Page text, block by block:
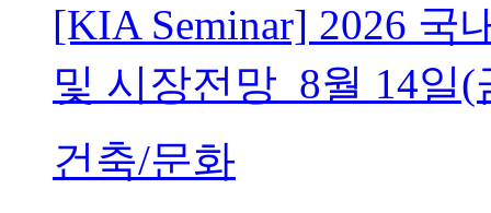
[KIA Seminar] 2026 국
및 시장전망_8월 14일(
건축/문화